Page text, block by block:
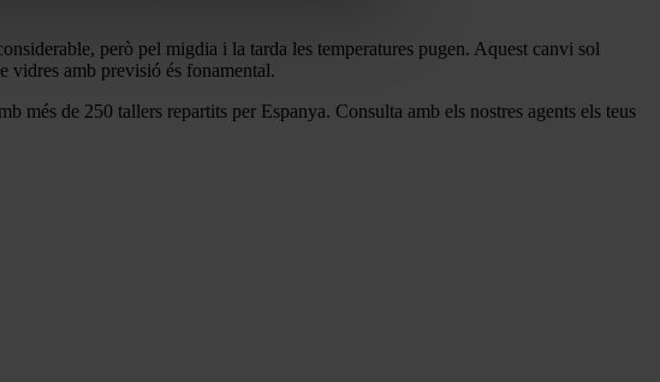
però pel migdia i la tarda les temperatures pugen. Aquest canvi sol
vidres amb previsió és fonamental.
més de 250 tallers repartits per Espanya. Consulta amb els nostres agents els teus